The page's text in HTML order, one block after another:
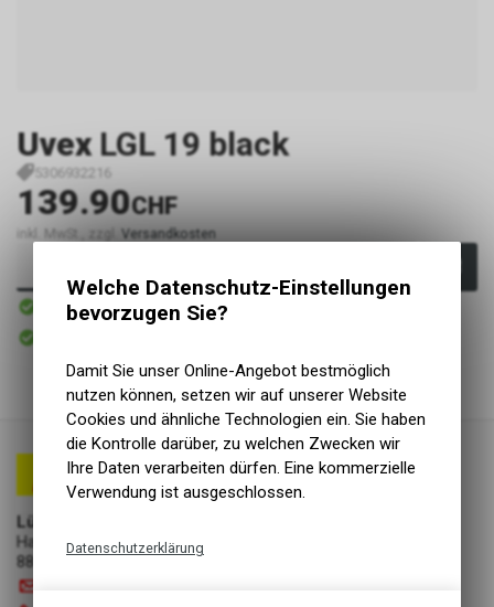
Uvex LGL 19 black
5306932216
139.90CHF
inkl. MwSt., zzgl. Versandkosten
Sofort verfügbar
Versand
Lüscher Motor- & Bike World
Hauptstrasse 29a
8867 Niederurnen
Welche Datenschutz-Einstellungen
bevorzugen Sie?
Damit Sie unser Online-Angebot bestmöglich
nutzen können, setzen wir auf unserer Website
Cookies und ähnliche Technologien ein. Sie haben
die Kontrolle darüber, zu welchen Zwecken wir
Ihre Daten verarbeiten dürfen. Eine kommerzielle
Verwendung ist ausgeschlossen.
Datenschutzerklärung